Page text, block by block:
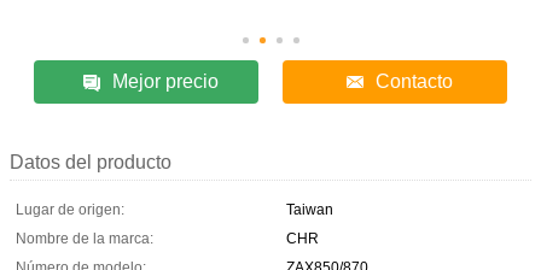
Mejor precio Contacto
Datos del producto
Lugar de origen:
Taiwan
Nombre de la marca:
CHR